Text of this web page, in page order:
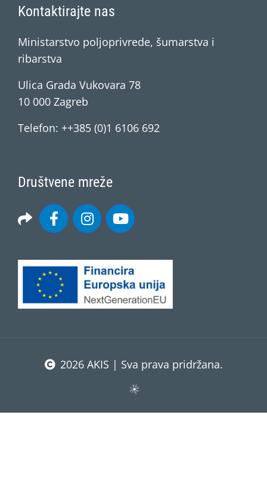
Kontaktirajte nas
Ministarstvo poljoprivrede, šumarstva i
ribarstva
Ulica Grada Vukovara 78
10 000 Zagreb
Telefon: ++385 (0)1 6106 692
Društvene mreže
2026 AKIS | Sva prava pridržana.